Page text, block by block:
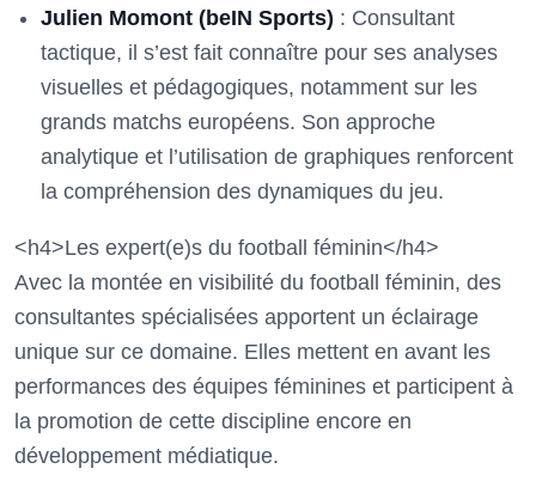
Julien Momont (beIN Sports) : Consultant
tactique, il s’est fait connaître pour ses analyses
visuelles et pédagogiques, notamment sur les
grands matchs européens. Son approche
analytique et l’utilisation de graphiques renforcent
la compréhension des dynamiques du jeu.
<h4>Les expert(e)s du football féminin</h4>
Avec la montée en visibilité du football féminin, des
consultantes spécialisées apportent un éclairage
unique sur ce domaine. Elles mettent en avant les
performances des équipes féminines et participent à
la promotion de cette discipline encore en
développement médiatique.